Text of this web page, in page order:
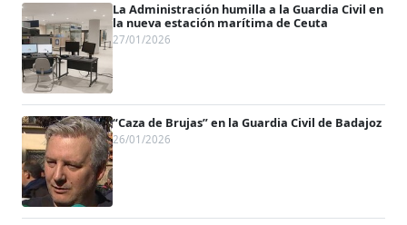
La Administración humilla a la Guardia Civil en
la nueva estación marítima de Ceuta
27/01/2026
“Caza de Brujas” en la Guardia Civil de Badajoz
26/01/2026